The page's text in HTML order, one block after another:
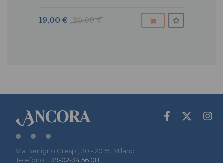
20,00 €
19,00 €
Via Benigno Crespi, 30 - 20159 Milano
Telefono: +39-02-34.56.08.1